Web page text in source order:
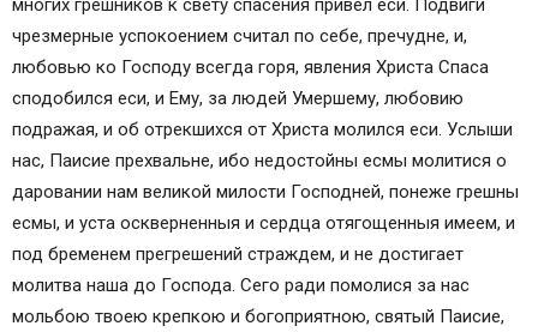
многих грешников к свету спасения привел еси. Подвиги
чрезмерные успокоением считал по себе, пречудне, и,
любовью ко Господу всегда горя, явления Христа Спаса
сподобился еси, и Ему, за людей Умершему, любовию
подражая, и об отрекшихся от Христа молился еси. Услыши
нас, Паисие прехвальне, ибо недостойны есмы молитися о
даровании нам великой милости Господней, понеже грешны
есмы, и уста оскверненныя и сердца отягощенныя имеем, и
под бременем прегрешений страждем, и не достигает
молитва наша до Господа. Сего ради помолися за нас
мольбою твоею крепкою и богоприятною, святый Паисие,